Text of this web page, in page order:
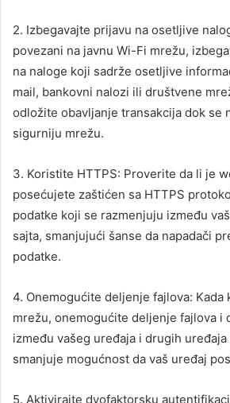
2. Izbegavajte prijavu na osetljive
povezani na javnu Wi-Fi mrežu,
na naloge koji sadrže osetljive
mail, bankovni nalozi ili društvene
odložite obavljanje transakcija dok se
sigurniju mrežu.
3. Koristite HTTPS: Proverite da li je
posećujete zaštićen sa HTTPS
podatke koji se razmenjuju između
sajta, smanjujući šanse da napadači
podatke.
4. Onemogućite deljenje fajlova:
mrežu, onemogućite deljenje fajlova i
između vašeg uređaja i drugih
smanjuje mogućnost da vaš uređaj
5. Aktivirajte dvofaktorsku